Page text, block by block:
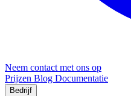
Neem contact met ons op
Prijzen Blog Documentatie
Bedrijf